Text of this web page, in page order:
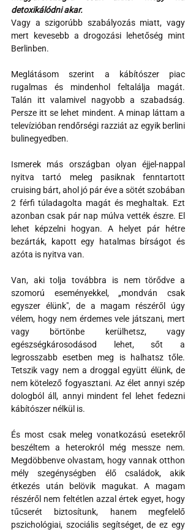
detoxikálódni akar.
Vagy a szigorúbb szabályozás miatt, vagy
mert kevesebb a drogozási lehetőség mint
Berlinben.
Meglátásom szerint a kábítószer piac
rugalmas és mindenhol feltalálja magát.
Talán itt valamivel nagyobb a szabadság.
Persze itt se lehet mindent. A minap láttam a
televízióban rendőrségi razziát az egyik berlini
bulinegyedben.
Ismerek más országban olyan éjjel-nappal
nyitva tartó meleg pasiknak fenntartott
cruising bárt, ahol jó pár éve a sötét szobában
2 férfi túladagolta magát és meghaltak. Ezt
azonban csak pár nap múlva vették észre. El
lehet képzelni hogyan. A helyet pár hétre
bezárták, kapott egy hatalmas bírságot és
azóta is nyitva van.
Van, aki tolja továbbra is nem törődve a
szomorú eseményekkel, „mondván csak
egyszer élünk", de a magam részéről úgy
vélem, hogy nem érdemes vele játszani, mert
vagy börtönbe kerülhetsz, vagy
egészségkárosodásod lehet, sőt a
legrosszabb esetben meg is halhatsz tőle.
Tetszik vagy nem a droggal együtt élünk, de
nem kötelező fogyasztani. Az élet annyi szép
dologból áll, annyi mindent fel lehet fedezni
kábítószer nélkül is.
És most csak meleg vonatkozású esetekről
beszéltem a heterokról még messze nem.
Megdöbbenve olvastam, hogy vannak otthon
mély szegénységben élő családok, akik
étkezés után belövik magukat. A magam
részéről nem feltétlen azzal értek egyet, hogy
tűcserét biztosítunk, hanem megfelelő
pszichológiai, szociális segítséget, de ez egy